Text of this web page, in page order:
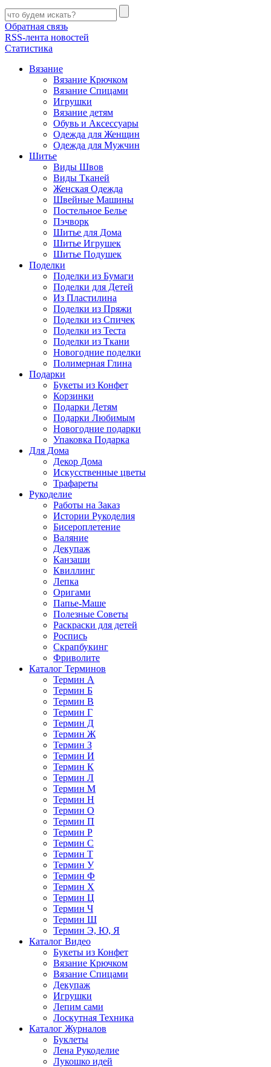
Обратная связь
RSS-лента новостей
Статистика
Вязание
Вязание Крючком
Вязание Спицами
Игрушки
Вязание детям
Обувь и Аксессуары
Одежда для Женщин
Одежда для Мужчин
Шитье
Виды Швов
Виды Тканей
Женская Одежда
Швейные Машины
Постельное Белье
Пэчворк
Шитье для Дома
Шитье Игрушек
Шитье Подушек
Поделки
Поделки из Бумаги
Поделки для Детей
Из Пластилина
Поделки из Пряжи
Поделки из Спичек
Поделки из Теста
Поделки из Ткани
Новогодние поделки
Полимерная Глина
Подарки
Букеты из Конфет
Корзинки
Подарки Детям
Подарки Любимым
Новогодние подарки
Упаковка Подарка
Для Дома
Декор Дома
Искусственные цветы
Трафареты
Рукоделие
Работы на Заказ
Истории Рукоделия
Бисероплетение
Валяние
Декупаж
Канзаши
Квиллинг
Лепка
Оригами
Папье-Маше
Полезные Советы
Раскраски для детей
Роспись
Скрапбукинг
Фриволите
Каталог Терминов
Термин А
Термин Б
Термин В
Термин Г
Термин Д
Термин Ж
Термин З
Термин И
Термин К
Термин Л
Термин М
Термин Н
Термин О
Термин П
Термин Р
Термин С
Термин Т
Термин У
Термин Ф
Термин Х
Термин Ц
Термин Ч
Термин Ш
Термин Э, Ю, Я
Каталог Видео
Букеты из Конфет
Вязание Крючком
Вязание Спицами
Декупаж
Игрушки
Лепим сами
Лоскутная Техника
Каталог Журналов
Буклеты
Лена Рукоделие
Лукошко идей